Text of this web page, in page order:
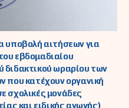
υποβολή αιτήσεων για
εβδομαδιαίου
διδακτικού ωραρίου των
που κατέχουν οργανική
σχολικές μονάδες
και ειδικής αγωγής)